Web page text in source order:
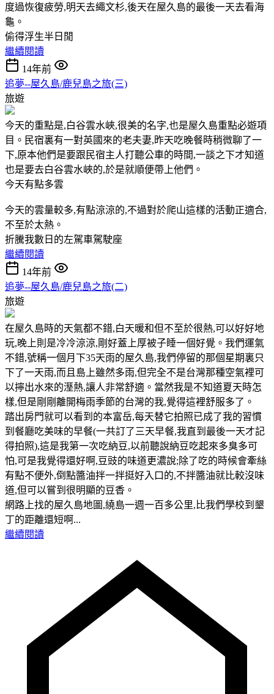
度過恢復疲勞,明天去繩文杉,後天在屋久島的最後一天去看海
龜。
偷得浮生半日閒
繼續閱讀
14年前
追夢--屋久島/鹿兒島之旅(三)
旅遊
今天的重點是,白谷雲水峽,很美的名字,也是屋久島重點必遊項
目。民宿裏有一對英國來的老夫妻,昨天吃晚餐時稍微聊了一
下,原本他們是要跟民宿主人打聽公車的時間,一談之下才知道
也是要去白谷雲水峽的,於是就順便帶上他們。
今天有點多雲
今天的雲量較多,有點涼涼的,不過對於爬山這樣的活動正適合,
不至於太熱。
折騰我數日的左駕車駕駛座
繼續閱讀
14年前
追夢--屋久島/鹿兒島之旅(二)
旅遊
在屋久島時的天氣都不錯,白天暖和但不至於很熱,可以好好地
玩,晚上則是冷冷涼涼,剛好蓋上厚被子睡一個好覺。我們運氣
不錯,號稱一個月下35天雨的屋久島,我們停留的那個星期裏只
下了一天雨,而且島上雖然多雨,但完全不是台灣那種空氣裡可
以擰出水來的溼熱,讓人非常舒適。當然我是不知道夏天時怎
樣,但是剛剛離開梅雨季節的台灣的我,覺得這裡舒服多了。
踏出房門就可以看到的本富岳,每天替它拍照已成了我的習慣
到餐廳吃美味的早餐(一共訂了三天早餐,我直到最後一天才記
得拍照),這是我第一次吃納豆,以前聽說納豆吃起來多臭多可
怕,可是我覺得還好啊,豆豉的味道更濃說;除了吃的時候會牽絲
有點不便外,倒點醬油拌一拌挺好入口的,不拌醬油就比較沒味
道,但可以嘗到很明顯的豆香。
網路上找的屋久島地圖,繞島一週一百多公里,比我們學校到墾
丁的距離還短啊...
繼續閱讀